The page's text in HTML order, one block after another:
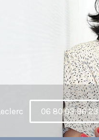
06 80 03 96 23